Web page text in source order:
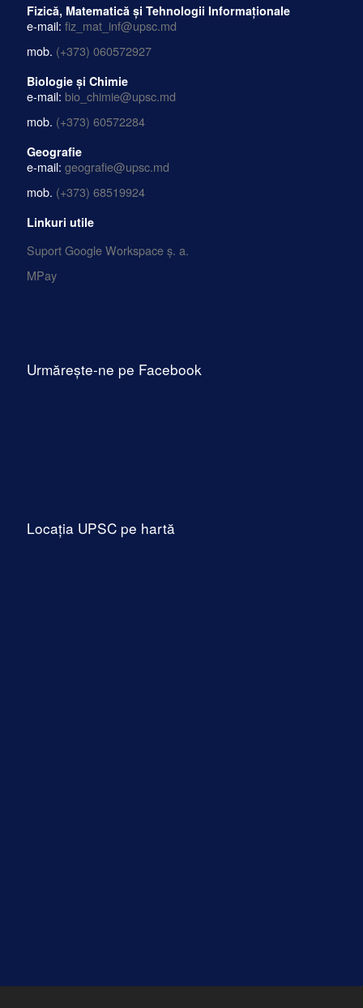
Fizică, Matematică și Tehnologii Informaționale
e-mail: fiz_mat_inf@upsc.md
mob. (+373) 060572927
Biologie și Chimie
e-mail: bio_chimie@upsc.md
mob. (+373) 60572284
Geografie
e-mail: geografie@upsc.md
mob. (+373) 68519924
Linkuri utile
Suport Google Workspace ș. a.
MPay
Urmărește-ne pe Facebook
Locația UPSC pe hartă